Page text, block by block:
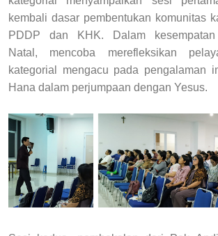
kembali dasar pembentukan komunitas
PDDP dan KHK. Dalam kesempatan
Natal, mencoba merefleksikan
kategorial mengacu pada pengalaman
Hana dalam perjumpaan dengan Yesus.